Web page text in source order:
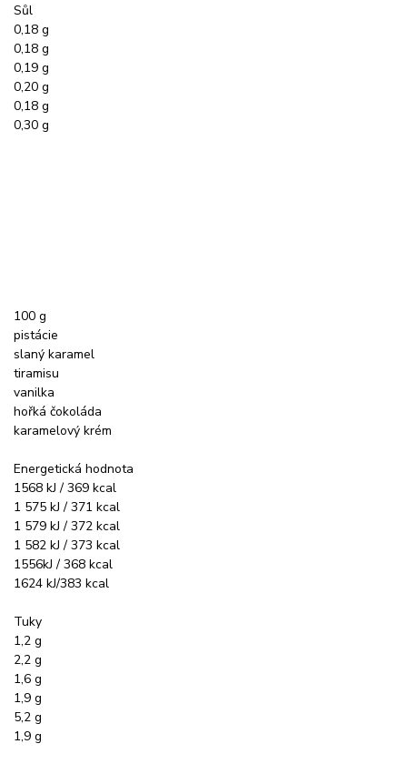
Sůl
0,18 g
0,18 g
0,19 g
0,20 g
0,18 g
0,30 g
100 g
pistácie
slaný karamel
tiramisu
vanilka
hořká čokoláda
karamelový krém
Energetická hodnota
1568 kJ / 369 kcal
1 575 kJ / 371 kcal
1 579 kJ / 372 kcal
1 582 kJ / 373 kcal
1556kJ / 368 kcal
1624 kJ/383 kcal
Tuky
1,2 g
2,2 g
1,6 g
1,9 g
5,2 g
1,9 g